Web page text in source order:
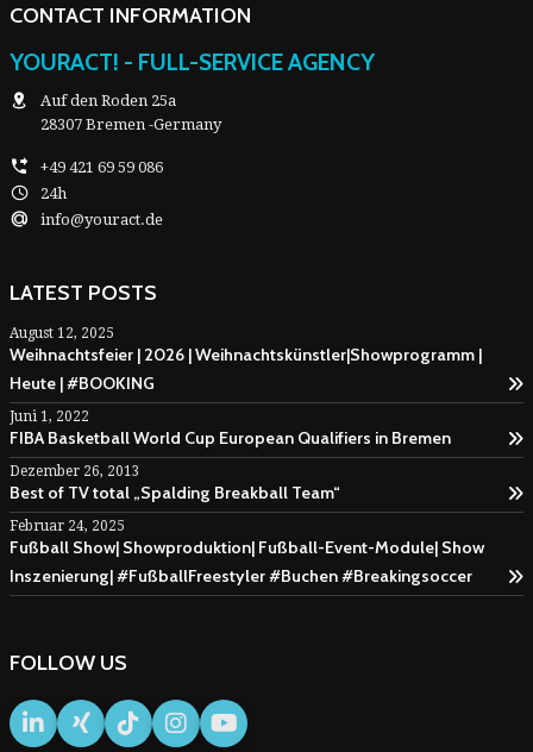
CONTACT INFORMATION
YOURACT! - FULL-SERVICE AGENCY
Auf den Roden 25a
28307 Bremen -Germany
+49 421 69 59 086
24h
info@youract.de
LATEST POSTS
August 12, 2025
Weihnachtsfeier | 2026 | Weihnachtskünstler|Showprogramm |
Heute | #BOOKING
Juni 1, 2022
FIBA Basketball World Cup European Qualifiers in Bremen
Dezember 26, 2013
Best of TV total „Spalding Breakball Team“
Februar 24, 2025
Fußball Show| Showproduktion| Fußball-Event-Module| Show
Inszenierung| #FußballFreestyler #Buchen #Breakingsoccer
FOLLOW US